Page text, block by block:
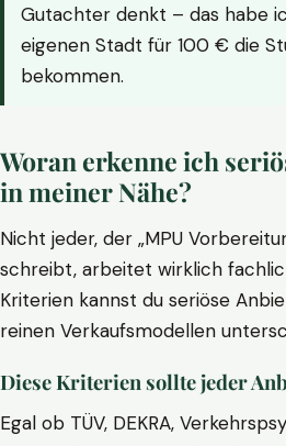
Gutachter denkt – das habe
eigenen Stadt für 100 € die
bekommen.
Woran erkenne ich
in meiner Nähe?
Nicht jeder, der „MPU
schreibt, arbeitet wirklich
Kriterien kannst du seriöse
reinen Verkaufsmodellen
Diese Kriterien sollte jeder
Egal ob TÜV, DEKRA,